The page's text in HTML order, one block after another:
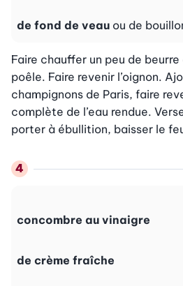
de fond de veau ou de
Faire chauffer un peu de
poêle. Faire revenir l’oignon.
champignons de Paris, faire
complète de l’eau rendue.
porter à ébullition, baisser le
concombre au vinaigre
de crème fraîche